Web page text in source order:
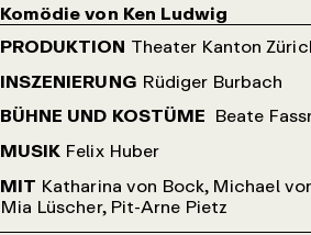
Komödie von Ken Ludwig
PRODUKTION Theater Kanton
INSZENIERUNG Rüdiger Burbach
BÜHNE UND KOSTÜME Beate
MUSIK Felix Huber
MIT Katharina von Bock, Michael
Mia Lüscher, Pit-Arne Pietz